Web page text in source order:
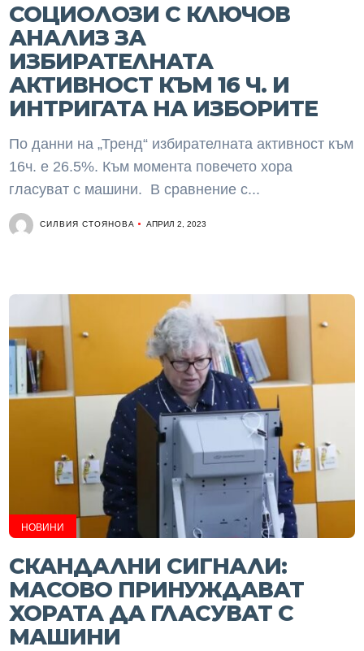
СОЦИОЛОЗИ С КЛЮЧОВ
АНАЛИЗ ЗА
ИЗБИРАТЕЛНАТА
АКТИВНОСТ КЪМ 16 Ч. И
ИНТРИГАТА НА ИЗБОРИТЕ
По данни на „Тренд“ избирателната активност към
16ч. е 26.5%. Към момента повечето хора
гласуват с машини. В сравнение с...
СИЛВИЯ СТОЯНОВА АПРИЛ 2, 2023
НОВИНИ
СКАНДАЛНИ СИГНАЛИ:
МАСОВО ПРИНУЖДАВАТ
ХОРАТА ДА ГЛАСУВАТ С
МАШИНИ